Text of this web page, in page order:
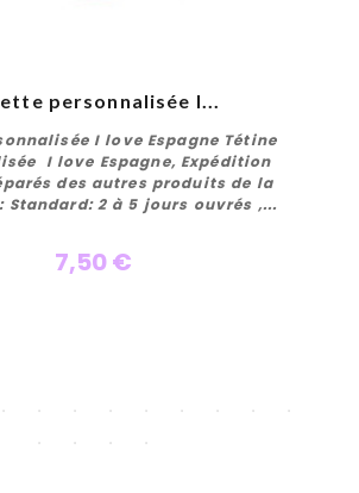
personnalisée I...
I love Espagne Tétine
I love Espagne, Expédition
des autres produits de la
Standard: 2 à 5 jours ouvrés ,...
7,50 €